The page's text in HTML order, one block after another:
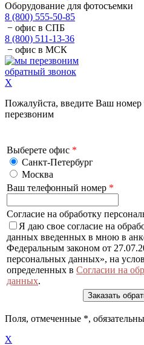
Оборудование для фотосъемки
8 (800) 555-50-85
− офис в СПБ
8 (800) 511-13-36
− офис в МСК
обратный звонок
X
Пожалуйста, введите Ваш
перезвоним
Выберете офис *
Санкт-Петербург
Москва
Ваш телефонный номер *
Согласие на обработку
Я даю свое согласие на
данных введенных в мною в
Федеральным законом от
персональных данных», на
определенных в Согласии на
данных.
Поля, отмеченные *,
X